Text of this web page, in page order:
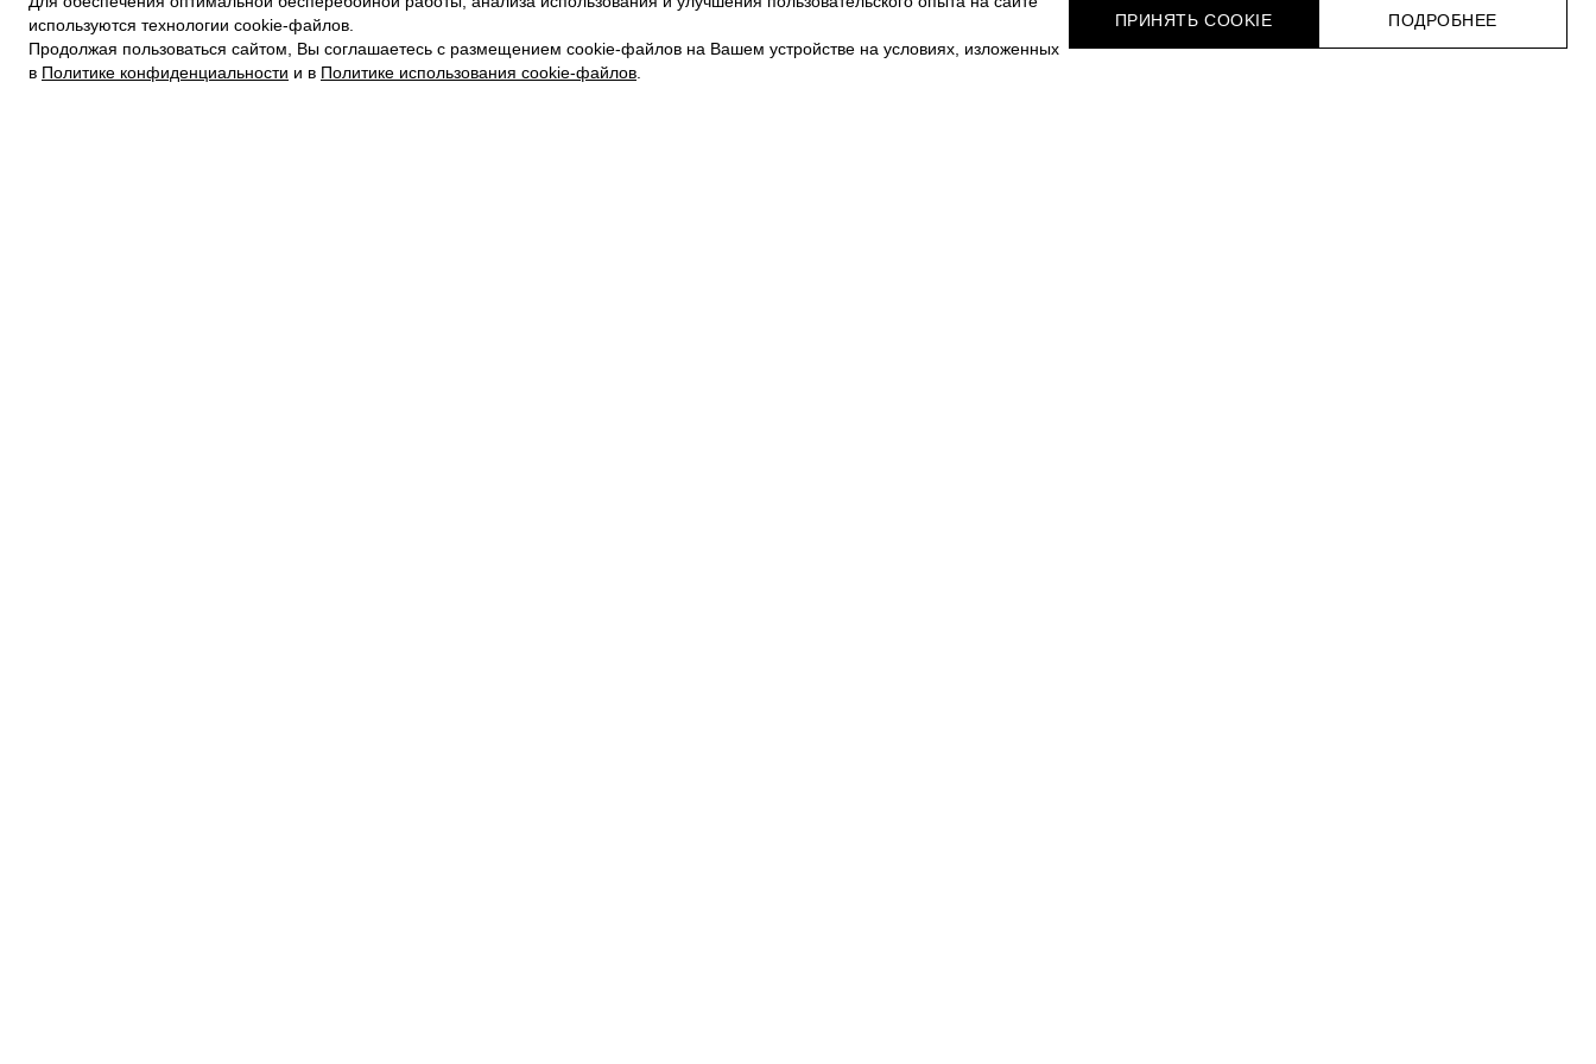
используются технологии cookie-файлов.
Продолжая пользоваться сайтом, Вы соглашаетесь с размещением cookie-файлов на Вашем устройстве на условиях, изложенных
в Политике конфиденциальности и в Политике использования cookie-файлов
ПРИНЯТЬ COOKIE ПОДРОБНЕЕ
ПОЛИТИКА КОНФИДЕНЦИАЛЬНОСТИ
ПОЛИТИКА COOKIE
УСЛОВИЯ ПОКУПКИ
КАРЬЕРА
ТЕЛЕГРАМ